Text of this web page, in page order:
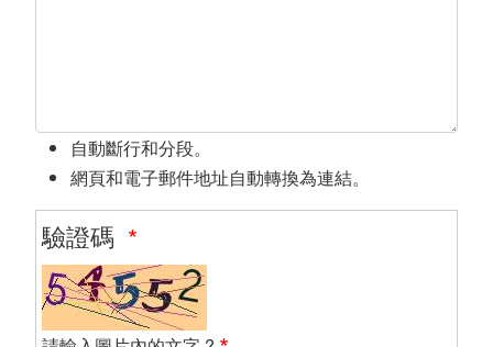
自動斷行和分段。
網頁和電子郵件地址自動轉換為連結。
驗證碼